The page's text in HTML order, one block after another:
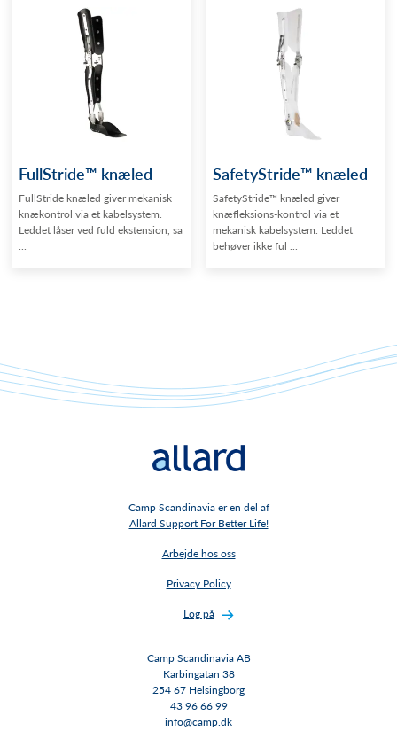
FullStride™ knæled
FullStride knæled giver mekanisk
knækontrol via et kabelsystem.
Leddet låser ved fuld ekstension, sa
...
SafetyStride™ knæled
SafetyStride™ knæled giver
knæfleksions-kontrol via et
mekanisk kabelsystem. Leddet
behøver ikke ful ...
Camp Scandinavia er en del af
Allard Support For Better Life!
Arbejde hos oss
Privacy Policy
Log på
Camp Scandinavia AB
Karbingatan 38
254 67 Helsingborg
43 96 66 99
info@camp.dk